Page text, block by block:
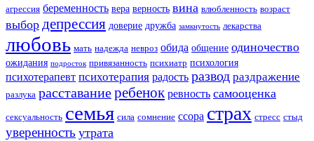
агрессия беременность вера верность вина влюбленность возраст
выбор депрессия доверие дружба замкнутость лекарства
любовь мать надежда невроз обида общение одиночество
ожидания подросток привязанность психиатр психология
психотерапевт психотерапия радость развод раздражение
разлука расставаниеребенок ревность самооценка
сексуальность семья сила сомнение ссора страх стресс стыд
уверенность утрата